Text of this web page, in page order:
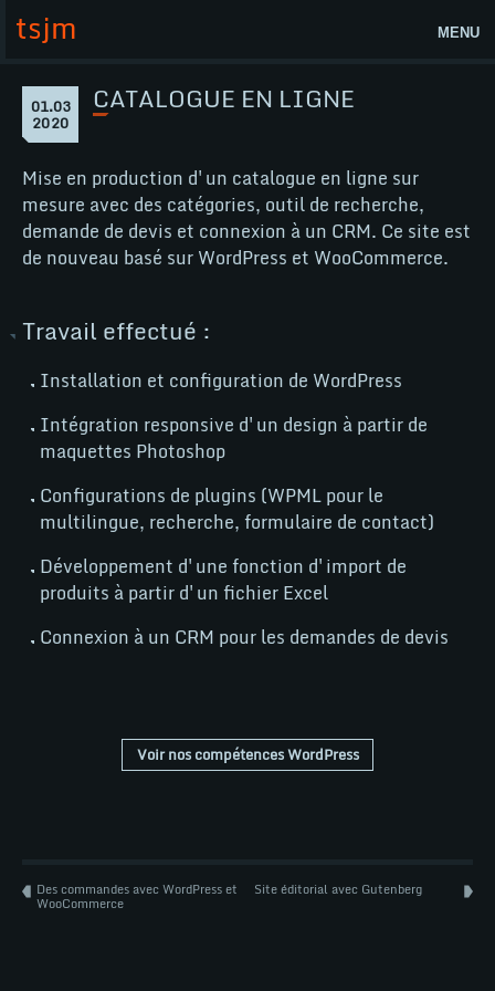
au
contenu
tsjm MENU
Accueil
Actualités
Lab
tsjm
Contact
WooCommerce
Page
Catalogue
en
01.03
2020
mars
CATALOGUE EN LIGNE
Mise en production d'un catalogue en ligne sur
mesure avec des catégories, outil de recherche,
demande de devis et connexion à un CRM. Ce site est
de nouveau basé sur WordPress et WooCommerce.
Travail effectué :
Installation et configuration de WordPress
Intégration responsive d'un design à partir de
maquettes Photoshop
Configurations de plugins (WPML pour le
multilingue, recherche, formulaire de contact)
Développement d'une fonction d'import de
produits à partir d'un fichier Excel
Connexion à un CRM pour les demandes de devis
Voir nos compétences WordPress
Des commandes avec WordPress et
WooCommerce
Site éditorial avec Gutenberg
tsjm tsjm
@
NEWS